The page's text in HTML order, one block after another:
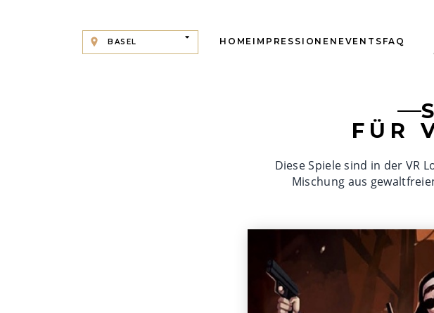
BASEL HOME IMPRESSIONEN EVENTS FAQ
FÜR
Diese Spiele sind in der VR
Mischung aus